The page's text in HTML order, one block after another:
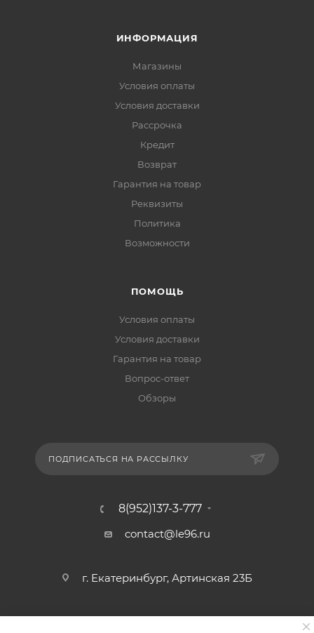
ИНФОРМАЦИЯ
Магазины
Условия оплаты
Условия доставки
Рассрочка
Кредит
Возврат
Гарантия на товар
Реквизиты
Политика
Возможности
ПОМОЩЬ
Условия оплаты
Условия доставки
Гарантия на товар
Вопрос-ответ
Обзоры
ПОДПИСАТЬСЯ НА РАССЫЛКУ
8(952)137-3-777
contact@le96.ru
г. Екатеринбург, Артинская 23Б